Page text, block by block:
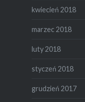
kwiecień 2018
marzec 2018
luty 2018
styczeń 2018
grudzień 2017